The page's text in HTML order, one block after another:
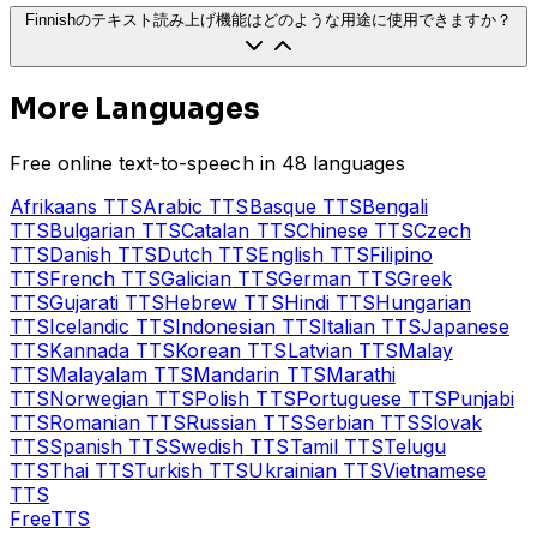
Finnishのテキスト読み上げ機能はどのような用途に使用できますか？
More Languages
Free online text-to-speech in 48 languages
Afrikaans TTSArabic TTSBasqueTTSBengali
TTSBulgarian TTSCatalan TTSChineseTTSCzech
TTSDanish TTSDutch TTSEnglishTTSFilipino
TTSFrench TTSGalician TTSGermanTTSGreek
TTSGujarati TTSHebrew TTSHindiTTSHungarian
TTSIcelandic TTSIndonesianTTSItalianTTSJapanese
TTSKannada TTSKorean TTSLatvianTTSMalay
TTSMalayalam TTSMandarin TTSMarathi
TTSNorwegian TTSPolish TTSPortugueseTTSPunjabi
TTSRomanian TTSRussian TTSSerbianTTSSlovak
TTSSpanish TTSSwedish TTSTamilTTSTelugu
TTSThai TTSTurkish TTSUkrainianTTSVietnamese
TTS
FreeTTS